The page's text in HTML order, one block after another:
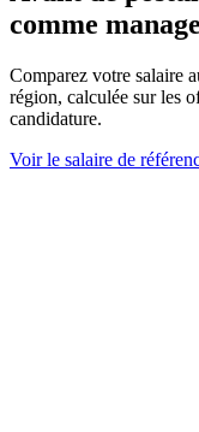
comme
Comparez votre salaire
région, calculée sur les
candidature.
Voir le salaire de